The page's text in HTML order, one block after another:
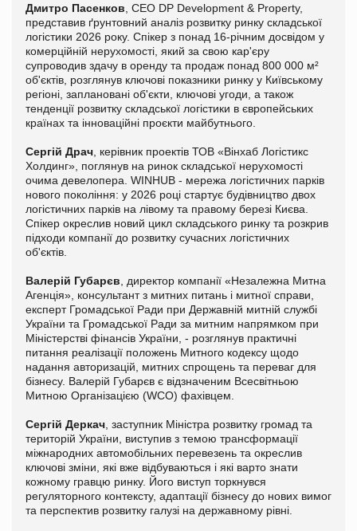
Дмитро Пасенков , CEO DP Development & Property,
представив ґрунтовний аналіз розвитку ринку складської
логістики 2026 року. Спікер з понад 16-річним досвідом у
комерційній нерухомості, який за свою кар'єру
супроводив здачу в оренду та продаж понад 800 000 м²
об'єктів, розглянув ключові показники ринку у Київському
регіоні, заплановані об'єкти, ключові угоди, а також
тенденції розвитку складської логістики в європейських
країнах та інноваційні проєкти майбутнього.
Сергій Драч , керівник проектів ТОВ «Вінхаб Логістикс
Холдинг», поглянув на ринок складської нерухомості
очима девелопера. WINHUB - мережа логістичних парків
нового покоління: у 2026 році стартує будівництво двох
логістичних парків на лівому та правому березі Києва.
Спікер окреслив новий цикл складського ринку та розкрив
підходи компанії до розвитку сучасних логістичних
об'єктів.
Валерій Губарєв , директор компанії «Незалежна Митна
Агенція», консультант з митних питань і митної справи,
експерт Громадської Ради при Державній митній службі
України та Громадської Ради за митним напрямком при
Міністерстві фінансів України, - розглянув практичні
питання реалізації положень Митного кодексу щодо
надання авторизацій, митних спрощень та переваг для
бізнесу. Валерій Губарєв є відзначеним Всесвітньою
Митною Організацією (WCO) фахівцем.
Сергій Деркач , заступник Міністра розвитку громад та
територій України, виступив з темою трансформації
міжнародних автомобільних перевезень та окреслив
ключові зміни, які вже відбуваються і які варто знати
кожному гравцю ринку. Його виступ торкнувся
регуляторного контексту, адаптації бізнесу до нових вимог
та перспектив розвитку галузі на державному рівні.